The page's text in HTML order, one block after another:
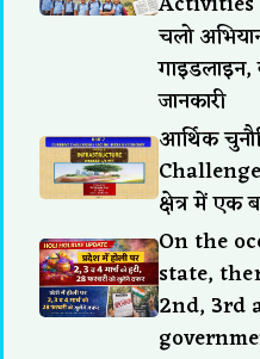
चलो
जानकारी
आर्थिक
क्षेत्र में एक
On the
state,
2nd, 3rd